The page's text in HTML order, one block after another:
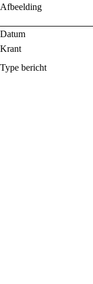
Afbeelding
Datum
Krant
Type bericht